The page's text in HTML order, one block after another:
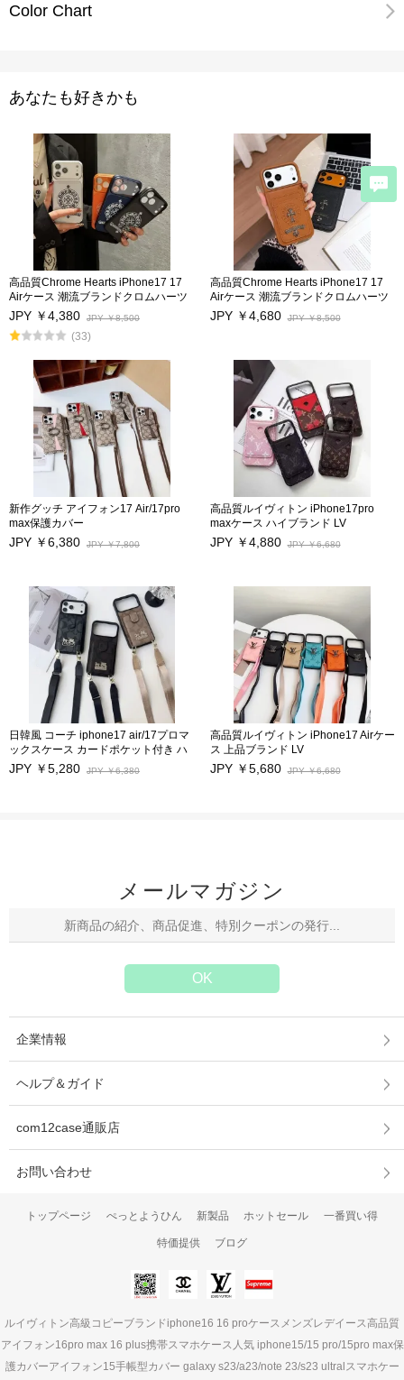
Color Chart
あなたも好きかも
高品質Chrome Hearts iPhone17 17
Airケース 潮流ブランドクロムハーツ
アイフォン17プロ/17Pro Max保護カ
バー男女兼用 iphone16/16Pro/16Pro
Max携帯スマホケースカードポケット
キス防止 アイフォン14/14Pro/14Pro
Max/13/13Proカバー 激安海外通販
JPY ￥4,380 JPY ￥8,500
(33)
高品質Chrome Hearts iPhone17 17
Airケース 潮流ブランドクロムハーツ
アイフォン17プロ/17Pro Max保護カ
バー男女兼用 iphone16/16Pro/16Pro
キス防止 アイフォン14/14Pro/14Pro
Max/13/13Proカバー 激安海外通販
JPY ￥4,680 JPY ￥8,500
新作グッチ アイフォン17 Air/17pro
max保護カバー
iphone16 iphone16pro/ 16pro maxケ
ース カードポケット付き
プロ携帯カバー ストラップ付き Gucci
アイフォン14 Pro max 17スマホ保護
カバー 激安 iPhone13pro/13 Pro
max/12スマホケース 高品質
JPY ￥6,380 JPY ￥7,800
高品質ルイヴィトン iPhone17pro
maxケース ハイブランド LV
iPhone17/17Pro/17airスマホケース
性能抜群 カードポケット付き アイフ
iphone14Pro Max/13/13Pro 12Pro
Maxケース モノグラムビジネス風
JPY ￥4,880 JPY ￥6,680
日韓風 コーチ iphone17 air/17プロマ
ックスケース カードポケット付き ハ
イブランド Coach アイフォン17 16
pro max/15/14/13pro/12pro max保護
JPY ￥5,280 JPY ￥6,380
高品質ルイヴィトン iPhone17 Airケー
ス 上品ブランド LV
iPhone17/17Pro/17Pro Maxスマホケ
ース 性能抜群 カードポケット付き ア
JPY ￥5,680 JPY ￥6,680
メールマガジン
企業情報
ヘルプ＆ガイド
com12case通販店
お問い合わせ
トップページ ぺっとようひん 新製品 ホットセール 一番買い得
特価提供 ブログ
ルイヴィトン高級コピーブランドiphone16 16 proケースメンズレデイース高品質
アイフォン16pro max 16 plus携帯スマホケース人気 iphone15/15 pro/15pro max保
護カバーアイフォン15手帳型カバー galaxy s23/a23/note 23/s23 ultralスマホケー